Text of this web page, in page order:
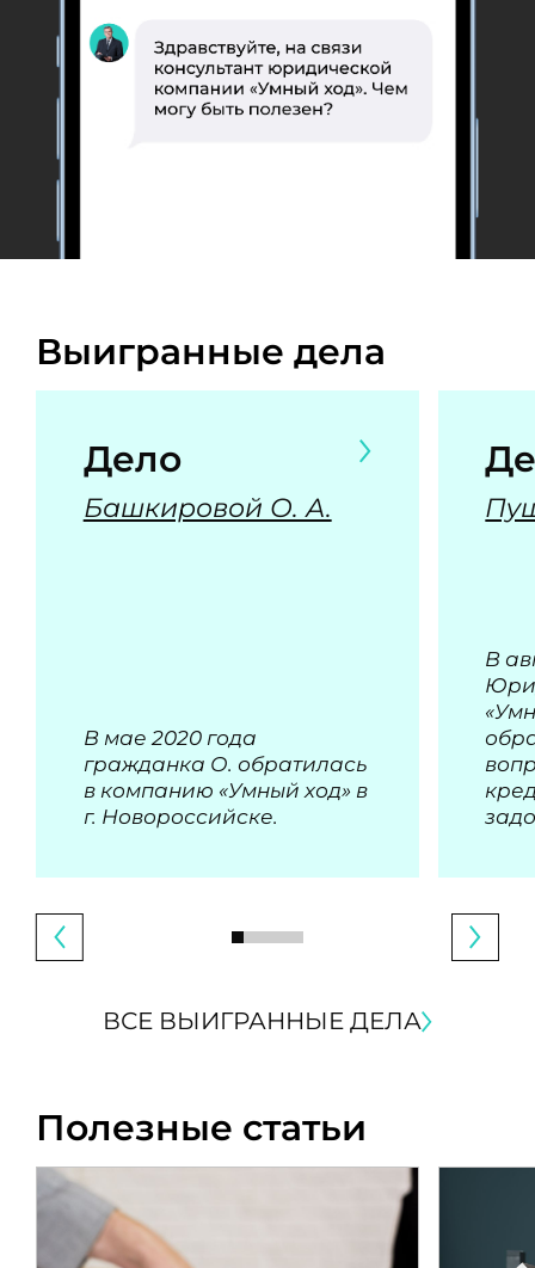
Выигранные дела
Дело
Башкировой О. А.
В мае 2020 года
гражданка О. обратилась
в компанию «Умный ход» в
г. Новороссийске.
В
ВСЕ ВЫИГРАННЫЕ ДЕЛА
Полезные статьи